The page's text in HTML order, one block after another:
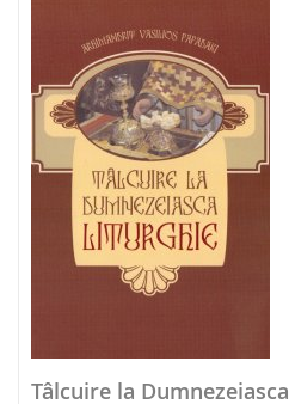
Tâlcuire la Dumnezeiasca